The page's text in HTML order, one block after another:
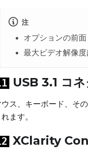
注
オプションの前
最大ビデオ解像度
USB 3.1 コ
ウス、キーボード、そ
れます。
XClarity